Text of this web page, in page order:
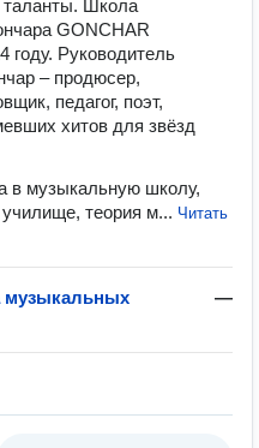
таланты. Школа
GONCHAR
году. Руководитель
– продюсер,
педагог, поэт,
хитов для звёзд
в музыкальную школу,
теория м... Читать
музыкальных
—